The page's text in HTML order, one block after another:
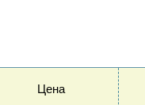
Цена